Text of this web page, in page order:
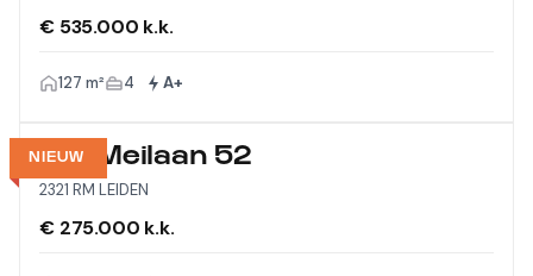
€ 535.000 k.k.
127 m² 4 A+
NIEUW
Vijf Meilaan 52
2321 RM LEIDEN
€ 275.000 k.k.